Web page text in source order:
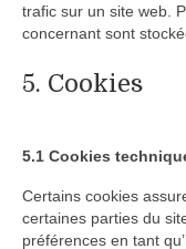
trafic sur un site web.
concernant sont
5. Cookies
5.1 Cookies
Certains cookies
certaines parties du
préférences en tant